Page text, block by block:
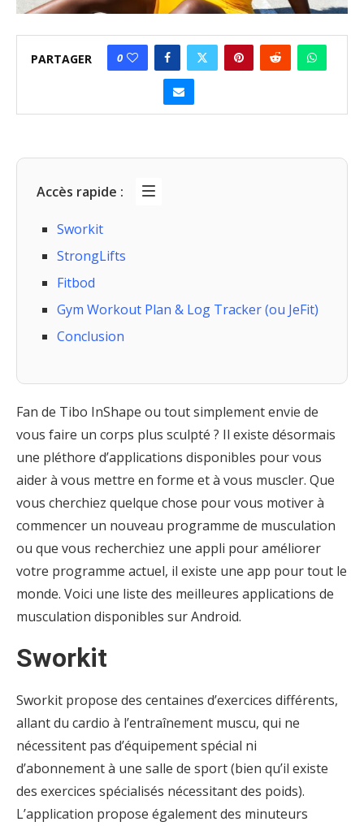
PARTAGER 0
Accès rapide :
Sworkit
StrongLifts
Fitbod
Gym Workout Plan & Log Tracker (ou JeFit)
Conclusion
Fan de Tibo InShape ou tout simplement envie de
vous faire un corps plus sculpté ? Il existe désormais
une pléthore d’applications disponibles pour vous
aider à vous mettre en forme et à vous muscler. Que
vous cherchiez quelque chose pour vous motiver à
commencer un nouveau programme de musculation
ou que vous recherchiez une appli pour améliorer
votre programme actuel, il existe une app pour tout le
monde. Voici une liste des meilleures applications de
musculation disponibles sur Android.
Sworkit
Sworkit propose des centaines d’exercices différents,
allant du cardio à l’entraînement muscu, qui ne
nécessitent pas d’équipement spécial ni
d’abonnement à une salle de sport (bien qu’il existe
des exercices spécialisés nécessitant des poids).
L’application propose également des minuteurs